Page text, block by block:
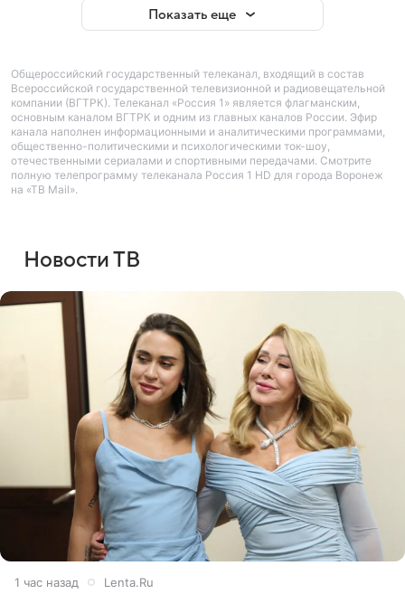
Показать еще
Общероссийский государственный телеканал, входящий в состав
Всероссийской государственной телевизионной и радиовещательной
компании (ВГТРК). Телеканал «Россия 1» является флагманским,
основным каналом ВГТРК и одним из главных каналов России. Эфир
канала наполнен информационными и аналитическими программами,
общественно-политическими и психологическими ток-шоу,
отечественными сериалами и спортивными передачами. Смотрите
полную телепрограмму телеканала Россия 1 HD для города Воронеж
на «ТВ Mail».
Новости ТВ
1 час назад Lenta.Ru